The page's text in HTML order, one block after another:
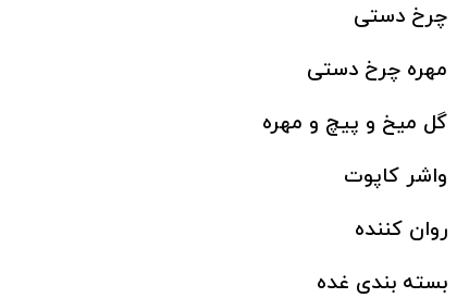
چرخ دستی
مهره چرخ دستی
گل میخ و پیچ و مهره
واشر کاپوت
روان کننده
بسته بندی غده